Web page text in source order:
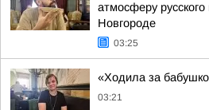
атмосферу
Новгороде
03:25
«Ходила за
03:21